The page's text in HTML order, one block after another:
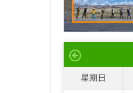
星期日